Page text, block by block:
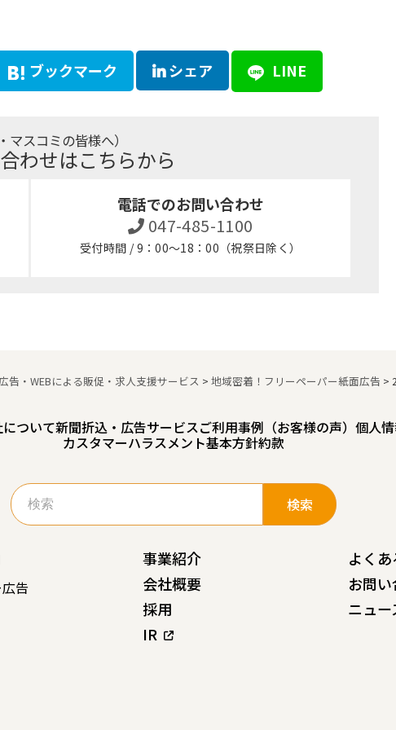
ブックマーク シェア LINE
マスコミの皆様へ）
わせはこちらから
電話でのお問い合わせ
047-485-1100
受付時間 / 9：00～18：00（祝祭日除く）
告・WEBによる販促・求人支援サービス >地域密着！フリーペーパー紙面広告 >
ついて新聞折込・広告サービスご利用事例（お客様の声） 個人
カスタマーハラスメント基本方針約款
検
索:
告
事業紹介
会社概要
採用
IR
よく
お問
ニュー